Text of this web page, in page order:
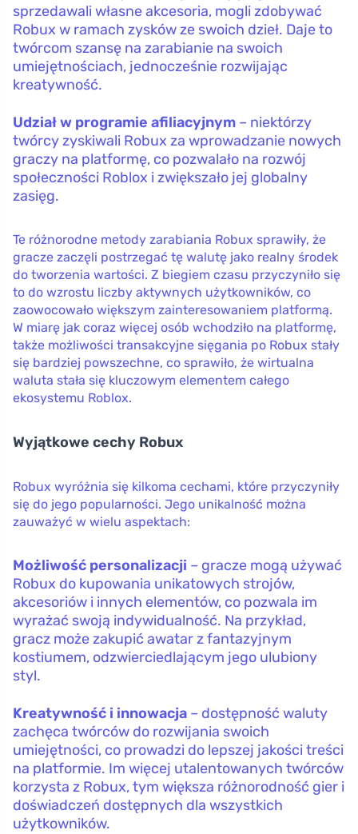
sprzedawali własne akcesoria, mogli zdobywać
Robux w ramach zysków ze swoich dzieł. Daje to
twórcom szansę na zarabianie na swoich
umiejętnościach, jednocześnie rozwijając
kreatywność.
Udział w programie afiliacyjnym – niektórzy
twórcy zyskiwali Robux za wprowadzanie nowych
graczy na platformę, co pozwalało na rozwój
społeczności Roblox i zwiększało jej globalny
zasięg.
Te różnorodne metody zarabiania Robux sprawiły, że
gracze zaczęli postrzegać tę walutę jako realny środek
do tworzenia wartości. Z biegiem czasu przyczyniło się
to do wzrostu liczby aktywnych użytkowników, co
zaowocowało większym zainteresowaniem platformą.
W miarę jak coraz więcej osób wchodziło na platformę,
także możliwości transakcyjne sięgania po Robux stały
się bardziej powszechne, co sprawiło, że wirtualna
waluta stała się kluczowym elementem całego
ekosystemu Roblox.
Wyjątkowe cechy Robux
Robux wyróżnia się kilkoma cechami, które przyczyniły
się do jego popularności. Jego unikalność można
zauważyć w wielu aspektach:
Możliwość personalizacji – gracze mogą używać
Robux do kupowania unikatowych strojów,
akcesoriów i innych elementów, co pozwala im
wyrażać swoją indywidualność. Na przykład,
gracz może zakupić awatar z fantazyjnym
kostiumem, odzwierciedlającym jego ulubiony
styl.
Kreatywność i innowacja – dostępność waluty
zachęca twórców do rozwijania swoich
umiejętności, co prowadzi do lepszej jakości treści
na platformie. Im więcej utalentowanych twórców
korzysta z Robux, tym większa różnorodność gier i
doświadczeń dostępnych dla wszystkich
użytkowników.